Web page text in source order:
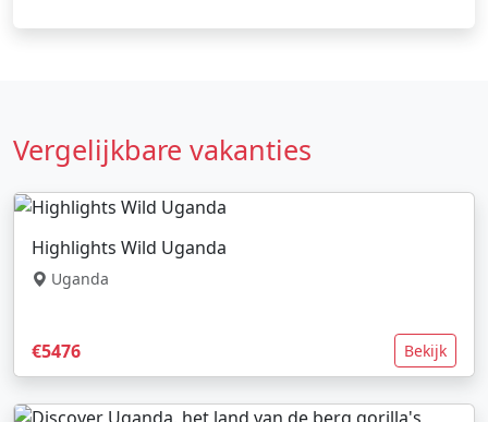
Vergelijkbare vakanties
Highlights Wild Uganda
Uganda
€5476 Bekijk